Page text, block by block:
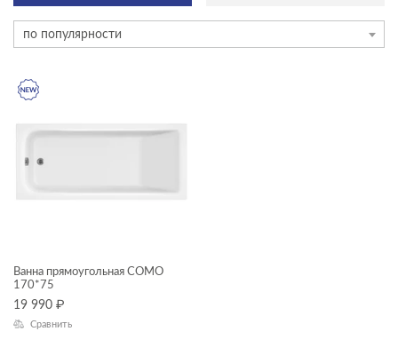
КАТЕГОРИЯ
акриловые ванны
инсталляции и комплекты
раковины и пьедесталы
ТИП ПРОДУКТА
по популярности
Ванна прямоугольная COMO
170*75
19 990 ₽
Сравнить